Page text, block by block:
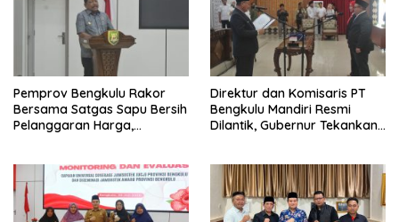
Pemprov Bengkulu Rakor
Bersama Satgas Sapu Bersih
Pelanggaran Harga,
Masih Jadi Sorotan
Direktur dan Komisaris PT
Bengkulu Mandiri Resmi
Dilantik, Gubernur Tekankan